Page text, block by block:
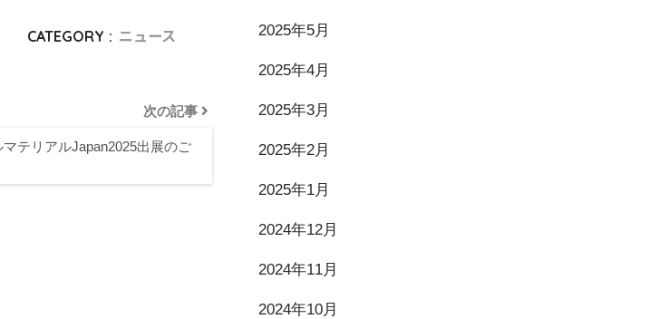
CATEGORY : ニュース
次の記事
テリアルJapan2025出展のご
2025年5月
2025年4月
2025年3月
2025年2月
2025年1月
2024年12月
2024年11月
2024年10月